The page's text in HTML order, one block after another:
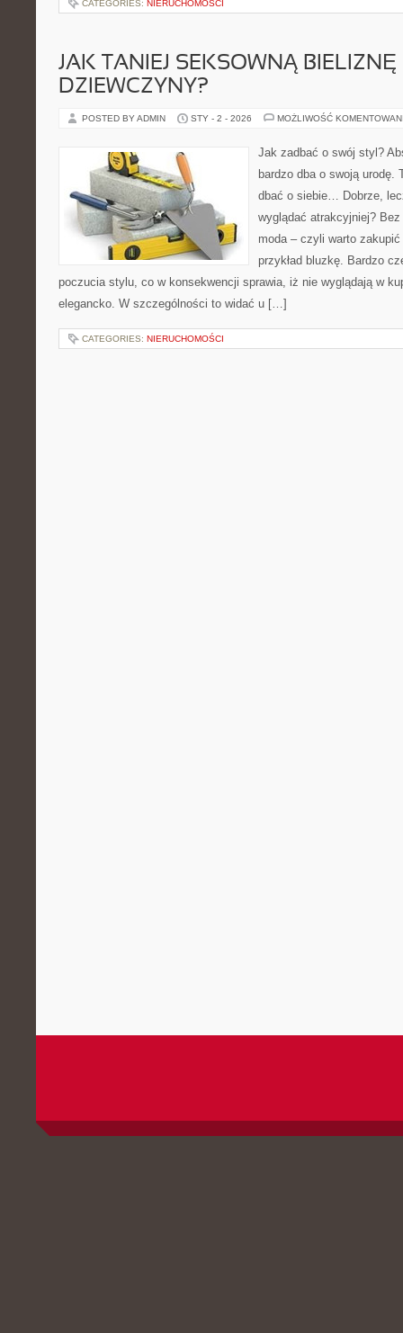
CATEGORIES: NIERUCHOMOŚCI
JAK TANIEJ SEKSOWNĄ
DZIEWCZYNY?
POSTED BY ADMIN STY - 2 - 2026 MOŻLIWOŚĆ
Jak zadbać o swój styl?
bardzo dba o swoją urodę.
dbać o siebie… Dobrze,
wyglądać atrakcyjniej?
moda – czyli warto
przykład bluzkę. Bardzo
poczucia stylu, co w konsekwencji sprawia, iż nie wyglądają w
elegancko. W szczególności to widać u […]
CATEGORIES: NIERUCHOMOŚCI